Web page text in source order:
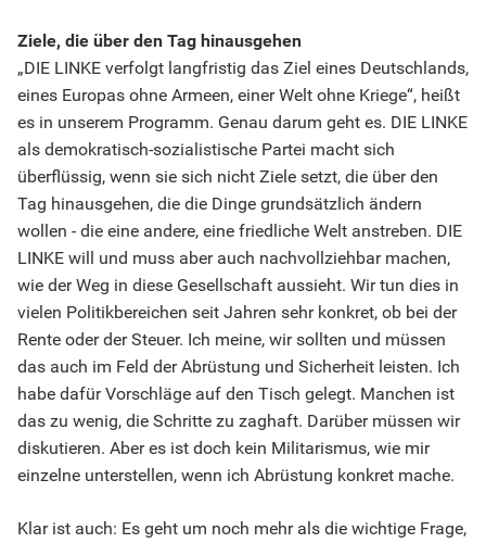
Ziele, die über den Tag hinausgehen
„DIE LINKE verfolgt langfristig das Ziel eines Deutschlands,
eines Europas ohne Armeen, einer Welt ohne Kriege“, heißt
es in unserem Programm. Genau darum geht es. DIE LINKE
als demokratisch-sozialistische Partei macht sich
überflüssig, wenn sie sich nicht Ziele setzt, die über den
Tag hinausgehen, die die Dinge grundsätzlich ändern
wollen - die eine andere, eine friedliche Welt anstreben. DIE
LINKE will und muss aber auch nachvollziehbar machen,
wie der Weg in diese Gesellschaft aussieht. Wir tun dies in
vielen Politikbereichen seit Jahren sehr konkret, ob bei der
Rente oder der Steuer. Ich meine, wir sollten und müssen
das auch im Feld der Abrüstung und Sicherheit leisten. Ich
habe dafür Vorschläge auf den Tisch gelegt. Manchen ist
das zu wenig, die Schritte zu zaghaft. Darüber müssen wir
diskutieren. Aber es ist doch kein Militarismus, wie mir
einzelne unterstellen, wenn ich Abrüstung konkret mache.
Klar ist auch: Es geht um noch mehr als die wichtige Frage,